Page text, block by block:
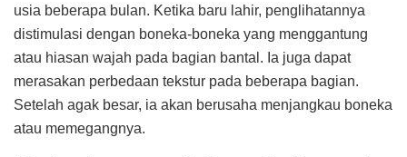
usia beberapa bulan. Ketika baru lahir, penglihatannya
distimulasi dengan boneka-boneka yang menggantung
atau hiasan wajah pada bagian bantal. Ia juga dapat
merasakan perbedaan tekstur pada beberapa bagian.
Setelah agak besar, ia akan berusaha menjangkau boneka
atau memegangnya.